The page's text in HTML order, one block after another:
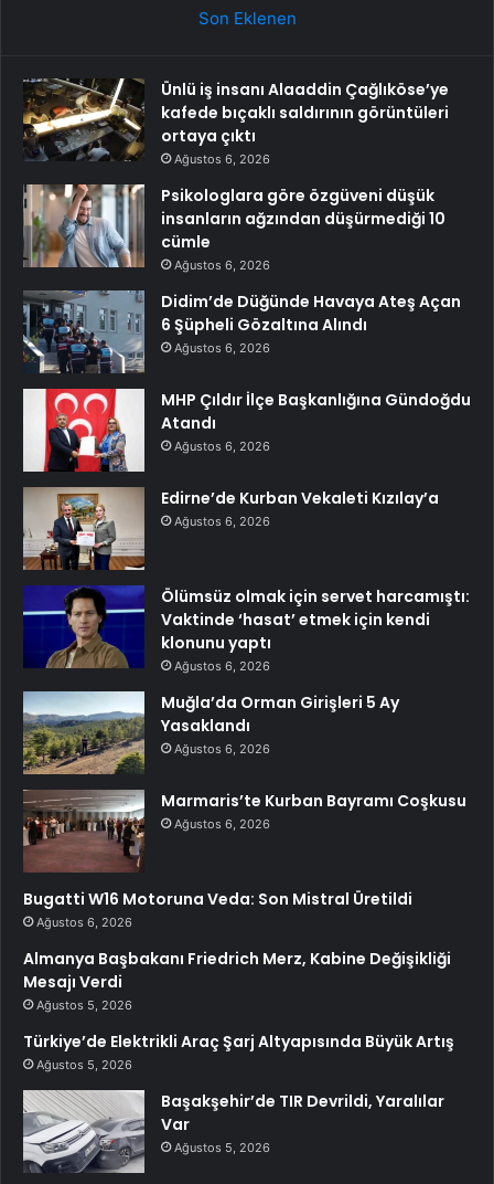
Son Eklenen
Ünlü iş insanı Alaaddin Çağlıköse’ye
kafede bıçaklı saldırının görüntüleri
ortaya çıktı
Ağustos 6, 2026
Psikologlara göre özgüveni düşük
insanların ağzından düşürmediği 10
cümle
Ağustos 6, 2026
Didim’de Düğünde Havaya Ateş Açan
6 Şüpheli Gözaltına Alındı
Ağustos 6, 2026
MHP Çıldır İlçe Başkanlığına Gündoğdu
Atandı
Ağustos 6, 2026
Edirne’de Kurban Vekaleti Kızılay’a
Ağustos 6, 2026
Ölümsüz olmak için servet harcamıştı:
Vaktinde ‘hasat’ etmek için kendi
klonunu yaptı
Ağustos 6, 2026
Muğla’da Orman Girişleri 5 Ay
Yasaklandı
Ağustos 6, 2026
Marmaris’te Kurban Bayramı Coşkusu
Ağustos 6, 2026
Bugatti W16 Motoruna Veda: Son Mistral Üretildi
Ağustos 6, 2026
Almanya Başbakanı Friedrich Merz, Kabine Değişikliği
Mesajı Verdi
Ağustos 5, 2026
Türkiye’de Elektrikli Araç Şarj Altyapısında Büyük Artış
Ağustos 5, 2026
Başakşehir’de TIR Devrildi, Yaralılar
Var
Ağustos 5, 2026